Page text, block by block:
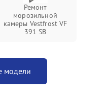
Ремонт
морозильной
камеры Vestfrost VF
391 SB
модели